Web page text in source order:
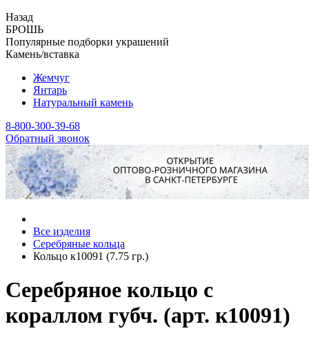
Назад
БРОШЬ
Популярные подборки украшений
Камень/вставка
Жемчуг
Янтарь
Натуральный камень
8-800-300-39-68
Обратный звонок
Все изделия
Серебряные кольца
Кольцо к10091 (7.75 гр.)
Серебряное кольцо с
кораллом губч. (арт. к10091)